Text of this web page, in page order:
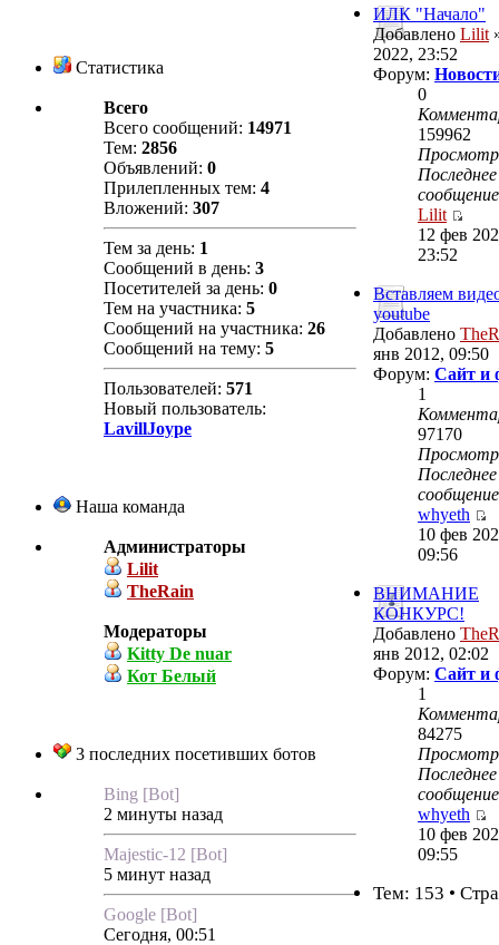
Статистика
Всего
Всего сообщений: 14971
Тем: 2856
Объявлений: 0
Прилепленных тем: 4
Вложений: 307
Тем за день: 1
Сообщений в день: 3
Посетителей за день: 0
Тем на участника: 5
Сообщений на участника: 26
Сообщений на тему: 5
Пользователей: 571
Новый пользователь:
LavillJoype
Наша команда
Администраторы
Lilit
TheRain
Модераторы
Kitty De nuar
Кот Белый
3 последних посетивших ботов
Bing [Bot]
2 минуты назад
Majestic-12 [Bot]
5 минут назад
Google [Bot]
Сегодня, 00:51
ИЛК "Начало"
Добавлено Lilit
2022, 23:52
Форум:
0
159962
Последнее
сообщение
Lilit
12 фев
23:52
Вставляем
youtube
Добавлено
янв 2012, 09:50
Форум: Сайт и
1
97170
Последнее
сообщение
whyeth
10 фев
09:56
ВНИМАНИЕ
КОНКУРС!
Добавлено
янв 2012, 02:02
Форум: Сайт и
1
84275
Последнее
сообщение
whyeth
10 фев
09:55
Тем: 153 •